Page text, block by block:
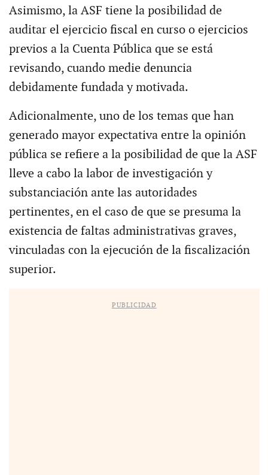
Asimismo, la ASF tiene la posibilidad de
auditar el ejercicio fiscal en curso o ejercicios
previos a la Cuenta Pública que se está
revisando, cuando medie denuncia
debidamente fundada y motivada.
Adicionalmente, uno de los temas que han
generado mayor expectativa entre la opinión
pública se refiere a la posibilidad de que la ASF
lleve a cabo la labor de investigación y
substanciación ante las autoridades
pertinentes, en el caso de que se presuma la
existencia de faltas administrativas graves,
vinculadas con la ejecución de la fiscalización
superior.
PUBLICIDAD